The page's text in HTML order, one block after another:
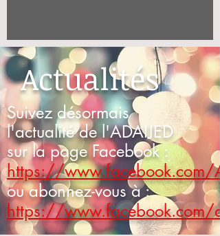
Actualités
Suivez désormais
l'actualité de l'ADAIJED
sur la page Facebook :
https://www.facebook.com/
ou abonnez-vous à :
https://www.facebook.com/